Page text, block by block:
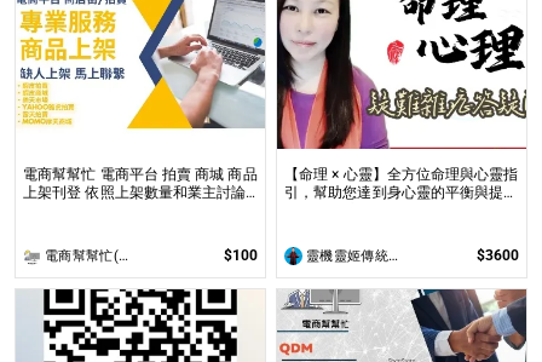
電商幫幫忙 電商平台 拍賣 商城 商品
上架刊登 依照上架數量和業主討論
電商幫幫忙(電商平台代營運/電商上架/運營策略/網路行銷) $100
【命理 × 心靈】全方位命理與心靈指
引，幫助您達到身心靈的平衡與提升
靈機靈姬傳統文化學院 $3600